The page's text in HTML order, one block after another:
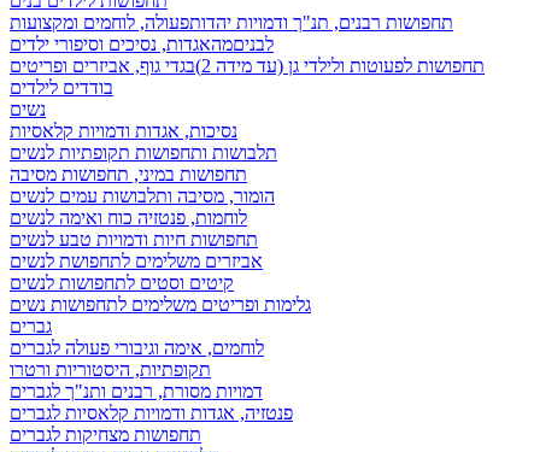
תחפושות רבנים, תנ"ך ודמויות יהדותפעולה, לוחמים ומקצועות
לבניםמהאגדות, נסיכים וסיפורי ילדים
תחפושות לפעוטות ולילדי גן (עד מידה 2)
בגדי גוף, אביזרים ופריטים
בודדים לילדים
נשים
נסיכות, אגדות ודמויות קלאסיות
תלבושות ותחפושות תקופתיות לנשים
תחפושות במיני, תחפושות מסיבה
הומור, מסיבה ותלבושות עמים לנשים
לוחמות, פנטזיה כוח ואימה לנשים
תחפושות חיות ודמויות טבע לנשים
אביזרים משלימים לתחפושת לנשים
קיטים וסטים לתחפושות לנשים
גלימות ופריטים משלימים לתחפושות נשים
גברים
לוחמים, אימה וגיבורי פעולה לגברים
תקופתיות, היסטוריות ורטרו
דמויות מסורת, רבנים ותנ"ך לגברים
פנטזיה, אגדות ודמויות קלאסיות לגברים
תחפושות מצחיקות לגברים